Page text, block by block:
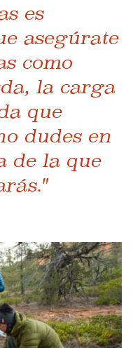
es
asegúrate
como
la carga
que
dudes en
de la que